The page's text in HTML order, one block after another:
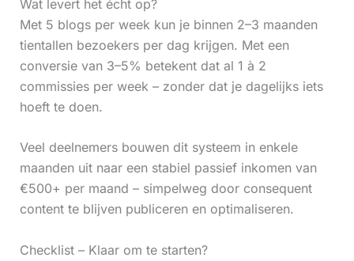
Wat levert het écht op?
Met 5 blogs per week kun je binnen 2–3 maanden
tientallen bezoekers per dag krijgen. Met een
conversie van 3–5% betekent dat al 1 à 2
commissies per week – zonder dat je dagelijks iets
hoeft te doen.
Veel deelnemers bouwen dit systeem in enkele
maanden uit naar een stabiel passief inkomen van
€500+ per maand – simpelweg door consequent
content te blijven publiceren en optimaliseren.
Checklist – Klaar om te starten?